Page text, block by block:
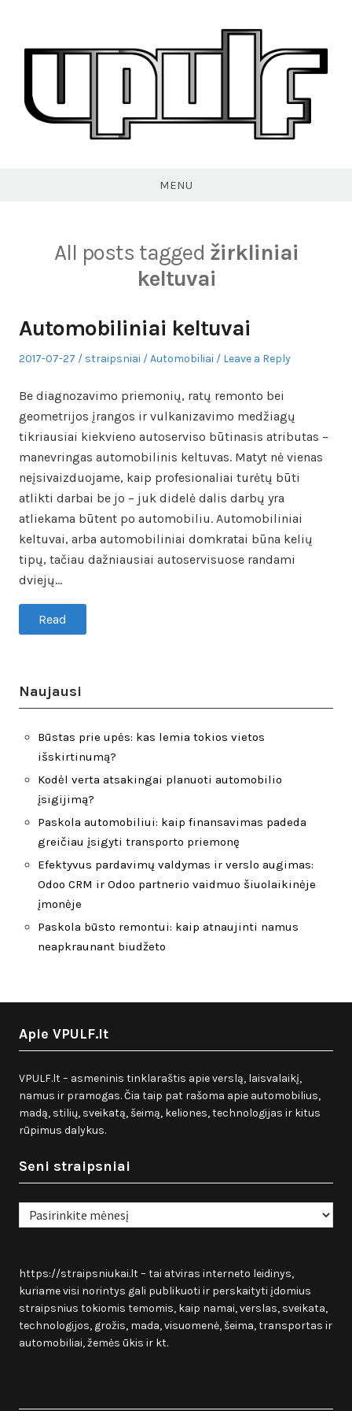
content
MENU
All posts tagged žirkliniai
keltuvai
Automobiliniai keltuvai
Posted
2017-07-27 Author
straipsniai
Posted
Automobiliai Leave a Reply
Be diagnozavimo priemonių, ratų remonto bei
geometrijos įrangos ir vulkanizavimo medžiagų
tikriausiai kiekvieno autoserviso būtinasis atributas –
manevringas automobilinis keltuvas. Matyt nė vienas
neįsivaizduojame, kaip profesionaliai turėtų būti
atlikti darbai be jo – juk didelė dalis darbų yra
atliekama būtent po automobiliu. Automobiliniai
keltuvai, arba automobiliniai domkratai būna kelių
tipų, tačiau dažniausiai autoservisuose randami
dviejų…
Read
Naujausi
Būstas prie upės: kas lemia tokios vietos
išskirtinumą?
Kodėl verta atsakingai planuoti automobilio
įsigijimą?
Paskola automobiliui: kaip finansavimas padeda
greičiau įsigyti transporto priemonę
Efektyvus pardavimų valdymas ir verslo augimas:
Odoo CRM ir Odoo partnerio vaidmuo šiuolaikinėje
įmonėje
Paskola būsto remontui: kaip atnaujinti namus
neapkraunant biudžeto
Apie VPULF.lt
VPULF.lt – asmeninis tinklaraštis apie verslą, laisvalaikį,
namus ir pramogas. Čia taip pat rašoma apie automobilius,
madą, stilių, sveikatą, šeimą, keliones, technologijas ir kitus
rūpimus dalykus.
Seni straipsniai
Seni
straipsniai
https://straipsniukai.lt– tai atviras interneto leidinys,
kuriame visi norintys gali publikuoti ir perskaityti įdomius
straipsnius tokiomis temomis, kaip namai, verslas, sveikata,
technologijos, grožis, mada, visuomenė, šeima, transportas ir
automobiliai, žemės ūkis ir kt.